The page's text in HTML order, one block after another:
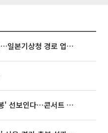
태풍 '돌핀' 오키나와 접근…일본기상청 경로 업데이트
빅뱅, 20주년 기념 '새 뱅봉' 선보인다⋯콘서트 앞두고 팝업 개최